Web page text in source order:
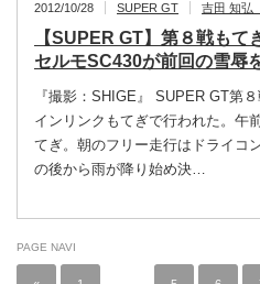
2012/10/28 SUPER GT 吉田 知弘
【SUPER GT】第８戦も
セルモSC430が前回の雪辱
『撮影：SHIGE』 SUPER GT第
インリンクもてぎで行われた。午
てぎ。朝のフリー走行はドライコ
の後から雨が降り始め決…
PAGE NAVI